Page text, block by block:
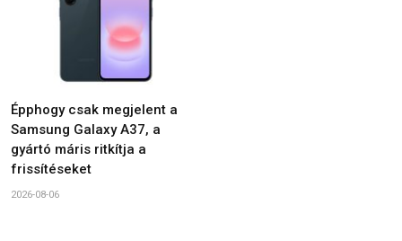
Épphogy csak megjelent a
Samsung Galaxy A37, a
gyártó máris ritkítja a
frissítéseket
2026-08-06